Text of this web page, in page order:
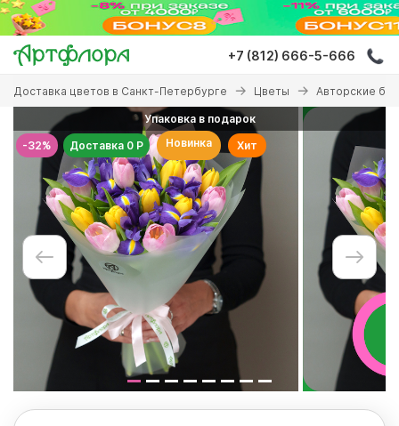
Перейти
основному
содержанию
+7 (812) 666-5-666
Вы
здесь
Доставка цветов в Санкт-Петербурге Цветы Авторские
-32%
Упаковка в подарок
Доставка 0 Р
Новинка Хит